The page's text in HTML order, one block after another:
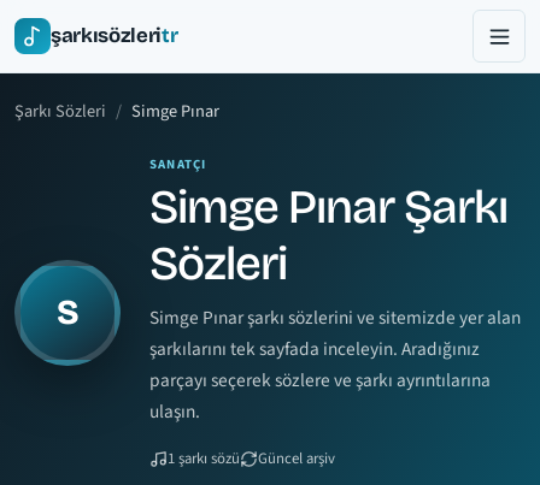
şarkısözleritr
Şarkı Sözleri Simge Pınar
S
SANATÇI
Simge Pınar Şarkı
Sözleri
Simge Pınar şarkı sözlerini ve sitemizde yer alan
şarkılarını tek sayfada inceleyin. Aradığınız
parçayı seçerek sözlere ve şarkı ayrıntılarına
ulaşın.
1 şarkı sözü Güncel arşiv